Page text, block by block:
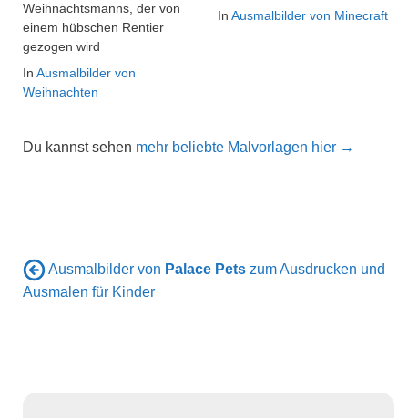
Weihnachtsmanns, der von
einem hübschen Rentier
gezogen wird
In Ausmalbilder von
Weihnachten
In Ausmalbilder von Minecraft
Du kannst sehen mehr beliebte Malvorlagen hier →
Ausmalbilder von Palace Pets zum Ausdrucken und
Ausmalen für Kinder